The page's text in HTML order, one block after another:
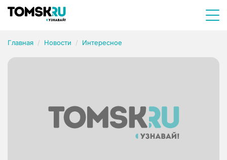
Главная Новости Интересное